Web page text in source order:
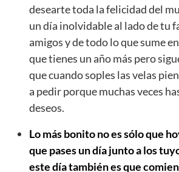
desearte toda la felicidad del
un día inolvidable al lado de tu
amigos y de todo lo que sume
que tienes un año más pero
que cuando soples las velas
a pedir porque muchas veces
deseos.
Lo más bonito no es sólo que
que pases un día junto a los
este día también es que